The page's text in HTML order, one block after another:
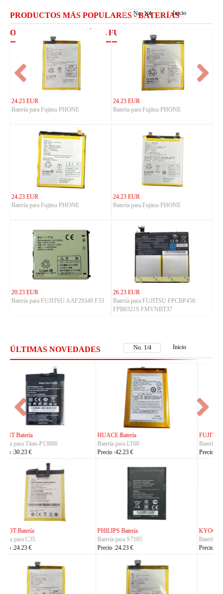
PRODUCTOS MÁS POPULARES - BATERÍAS
ORDENADOR PORTÁTIL FUJITSU
No.1/4 Inicio
24.23 EUR
Batería para Fujitsu PHONE
24.23 EUR
Batería para Fujitsu PHONE
24.23 EUR
Batería para Fujitsu PHONE
24.23 EUR
Batería para Fujitsu PHONE
20.23 EUR
Batería para FUJITSU AAF29349 F33
26.23 EUR
Batería para FUJITSU FPCBP450
FPB0321S FMVNBT37
ÚLTIMAS NOVEDADES No. 2/4 Inicio
FUJITSU Batería
Batería para RA07503-1091
Precio :24.23 €
FUJITSU Batería
Batería para RA07504-1091
Precio :24.23 €
KYOCERA Batería
Batería para 5AAXBT134JAA
Precio :24.23 €
KYOCERA Batería
Batería para 5AAXBT113JAA
Precio :24.23 €